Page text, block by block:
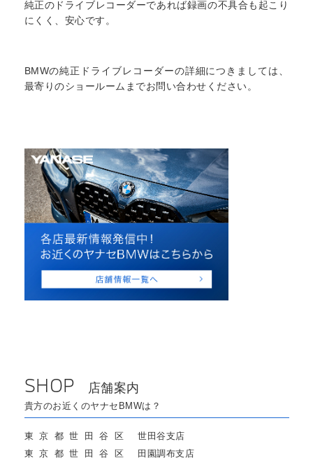
純正のドライブレコーダーであれば録画の不具合も起こり
にくく、安心です。
BMWの純正ドライブレコーダーの詳細につきましては、
最寄りのショールームまでお問い合わせください。
SHOP 店舗案内
貴方のお近くのヤナセBMWは？
東京都世田谷区
世田谷支店
東京都世田谷区
田園調布支店